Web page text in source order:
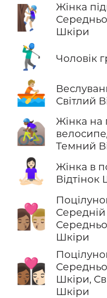
🧗🏼‍♀️
Жінка
Шкіри
🏌️‍♂️ Чоловік
🚣🏼
Світлий
🚵🏾‍♀️
Жінка на
Темний
🧘🏻‍♀️
Жінка в
Відтінок
👩🏽‍❤️‍💋‍👨🏼
Середній
Шкіри
👩🏾‍❤️‍💋‍👩🏻
Шкіри,
Шкіри